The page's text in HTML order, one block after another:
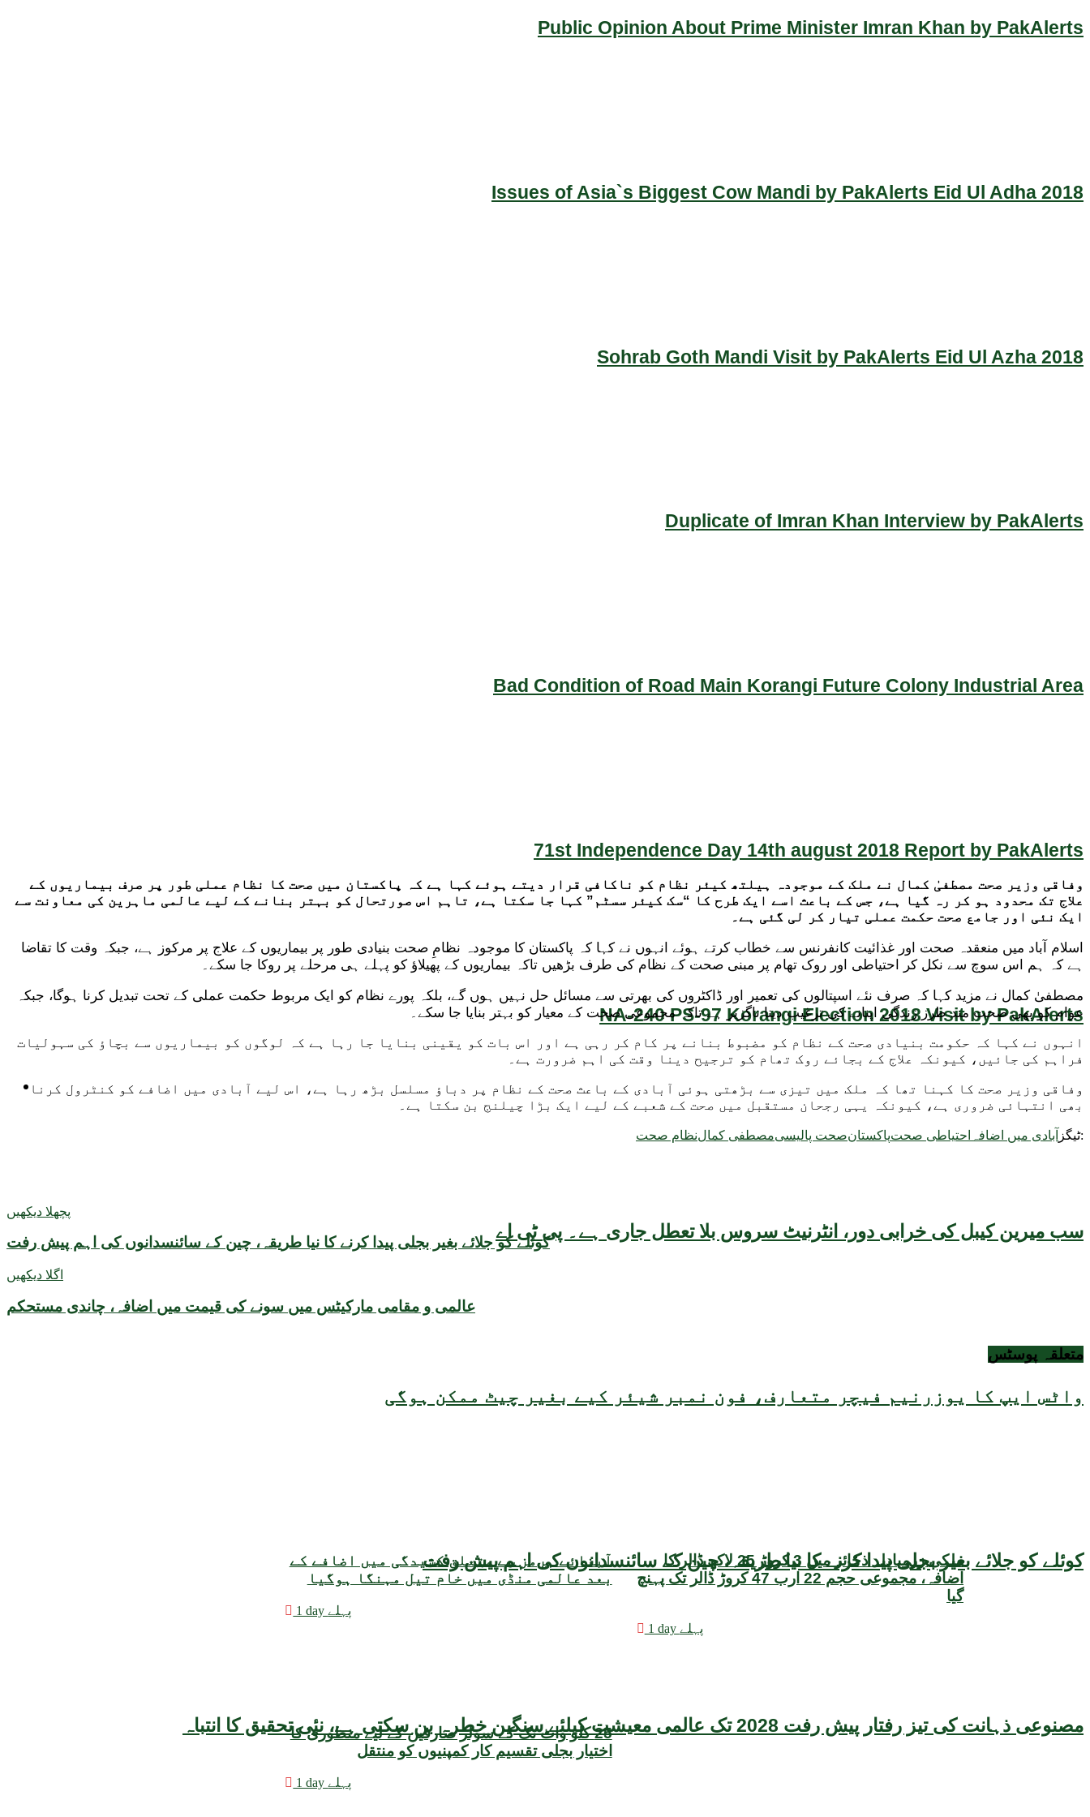
Public Opinion About Prime Minister Imran Khan by PakAlerts
Issues of Asia`s Biggest Cow Mandi by PakAlerts Eid Ul Adha 2018
Sohrab Goth Mandi Visit by PakAlerts Eid Ul Azha 2018
Duplicate of Imran Khan Interview by PakAlerts
Bad Condition of Road Main Korangi Future Colony Industrial Area
71st Independence Day 14th august 2018 Report by PakAlerts
NA-240 PS-97 Korangi Election 2018 Visit by PakAlerts
ٹیکنالوجی
سب میرین کیبل کی خرابی دور، انٹرنیٹ سروس بلا تعطل جاری ہے۔ پی ٹی اے
واٹس ایپ کا یوزرنیم فیچر متعارف، فون نمبر شیئر کیے بغیر چیٹ ممکن ہوگی
کوئلے کو جلائے بغیر بجلی پیدا کرنے کا نیا طریقہ، چین کے سائنسدانوں کی اہم پیش رفت
مصنوعی ذہانت کی تیز رفتار پیش رفت 2028 تک عالمی معیشت کیلئے سنگین خطرہ بن سکتی ہے، نئی تحقیق کا انتباہ
وفاقی وزیر صحت مصطفیٰ کمال نے ملک کے موجودہ ہیلتھ کیئر نظام کو ناکافی قرار دیتے ہوئے کہا ہے کہ پاکستان میں صحت کا نظام عملی طور پر صرف بیماریوں کے
علاج تک محدود ہو کر رہ گیا ہے، جس کے باعث اسے ایک طرح کا “سک کیئر سسٹم” کہا جا سکتا ہے، تاہم اس صورتحال کو بہتر بنانے کے لیے عالمی ماہرین کی معاونت سے
ایک نئی اور جامع صحت حکمت عملی تیار کر لی گئی ہے۔
اسلام آباد میں منعقدہ صحت اور غذائیت کانفرنس سے خطاب کرتے ہوئے انہوں نے کہا کہ پاکستان کا موجودہ نظامِ صحت بنیادی طور پر بیماریوں کے علاج پر مرکوز ہے، جبکہ وقت کا تقاضا
ہے کہ ہم اس سوچ سے نکل کر احتیاطی اور روک تھام پر مبنی صحت کے نظام کی طرف بڑھیں تاکہ بیماریوں کے پھیلاؤ کو پہلے ہی مرحلے پر روکا جا سکے۔
مصطفیٰ کمال نے مزید کہا کہ صرف نئے اسپتالوں کی تعمیر اور ڈاکٹروں کی بھرتی سے مسائل حل نہیں ہوں گے، بلکہ پورے نظام کو ایک مربوط حکمت عملی کے تحت تبدیل کرنا ہوگا، جبکہ
عوام کو بھی صحت مند طرز زندگی اپنانے کی ترغیب دینا ناگزیر ہے تاکہ مجموعی صحت کے معیار کو بہتر بنایا جا سکے۔
انہوں نے کہا کہ حکومت بنیادی صحت کے نظام کو مضبوط بنانے پر کام کر رہی ہے اور اس بات کو یقینی بنایا جا رہا ہے کہ لوگوں کو بیماریوں سے بچاؤ کی سہولیات
فراہم کی جائیں، کیونکہ علاج کے بجائے روک تھام کو ترجیح دینا وقت کی اہم ضرورت ہے۔
وفاقی وزیر صحت کا کہنا تھا کہ ملک میں تیزی سے بڑھتی ہوئی آبادی کے باعث صحت کے نظام پر دباؤ مسلسل بڑھ رہا ہے، اس لیے آبادی میں اضافے کو کنٹرول کرنا
بھی انتہائی ضروری ہے، کیونکہ یہی رجحان مستقبل میں صحت کے شعبے کے لیے ایک بڑا چیلنج بن سکتا ہے۔
ٹیگز: آبادی میں اضافہ احتیاطی صحتپاکستانصحت پالیسیمصطفی کمالنظام صحت
پچھلا دیکھیں
کوئلے کو جلائے بغیر بجلی پیدا کرنے کا نیا طریقہ، چین کے سائنسدانوں کی اہم پیش رفت
اگلا دیکھیں
عالمی و مقامی مارکیٹس میں سونے کی قیمت میں اضافہ، چاندی مستحکم
متعلقہ پوسٹس
ملکی زرمبادلہ ذخائر میں 3 کروڑ 25 لاکھ ڈالر کا
اضافہ، مجموعی حجم 22 ارب 47 کروڑ ڈالر تک پہنچ
گیا
1 day پہلے
آبنائے ہرمز سے متعلق کشیدگی میں اضافے کے
بعد عالمی منڈی میں خام تیل مہنگا ہوگیا
1 day پہلے
25 کلو واٹ تک کے سولر صارفین کے لیے منظوری کا
اختیار بجلی تقسیم کار کمپنیوں کو منتقل
1 day پہلے